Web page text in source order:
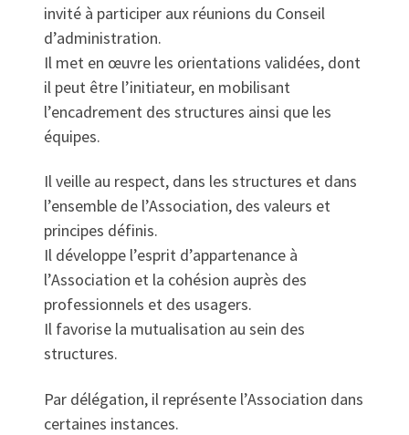
invité à participer aux réunions du Conseil
d’administration.
Il met en œuvre les orientations validées, dont
il peut être l’initiateur, en mobilisant
l’encadrement des structures ainsi que les
équipes.
Il veille au respect, dans les structures et dans
l’ensemble de l’Association, des valeurs et
principes définis.
Il développe l’esprit d’appartenance à
l’Association et la cohésion auprès des
professionnels et des usagers.
Il favorise la mutualisation au sein des
structures.
Par délégation, il représente l’Association dans
certaines instances.